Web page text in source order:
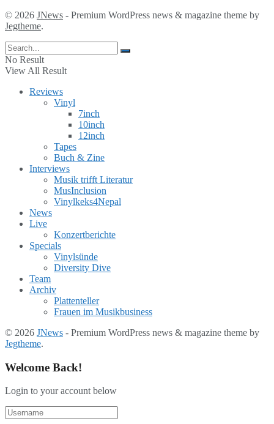
© 2026 JNews - Premium WordPress news & magazine theme by
Jegtheme.
No Result
View All Result
Reviews
Vinyl
7inch
10inch
12inch
Tapes
Buch & Zine
Interviews
Musik trifft Literatur
MusInclusion
Vinylkeks4Nepal
News
Live
Konzertberichte
Specials
Vinylsünde
Diversity Dive
Team
Archiv
Plattenteller
Frauen im Musikbusiness
© 2026 JNews - Premium WordPress news & magazine theme by
Jegtheme.
Welcome Back!
Login to your account below